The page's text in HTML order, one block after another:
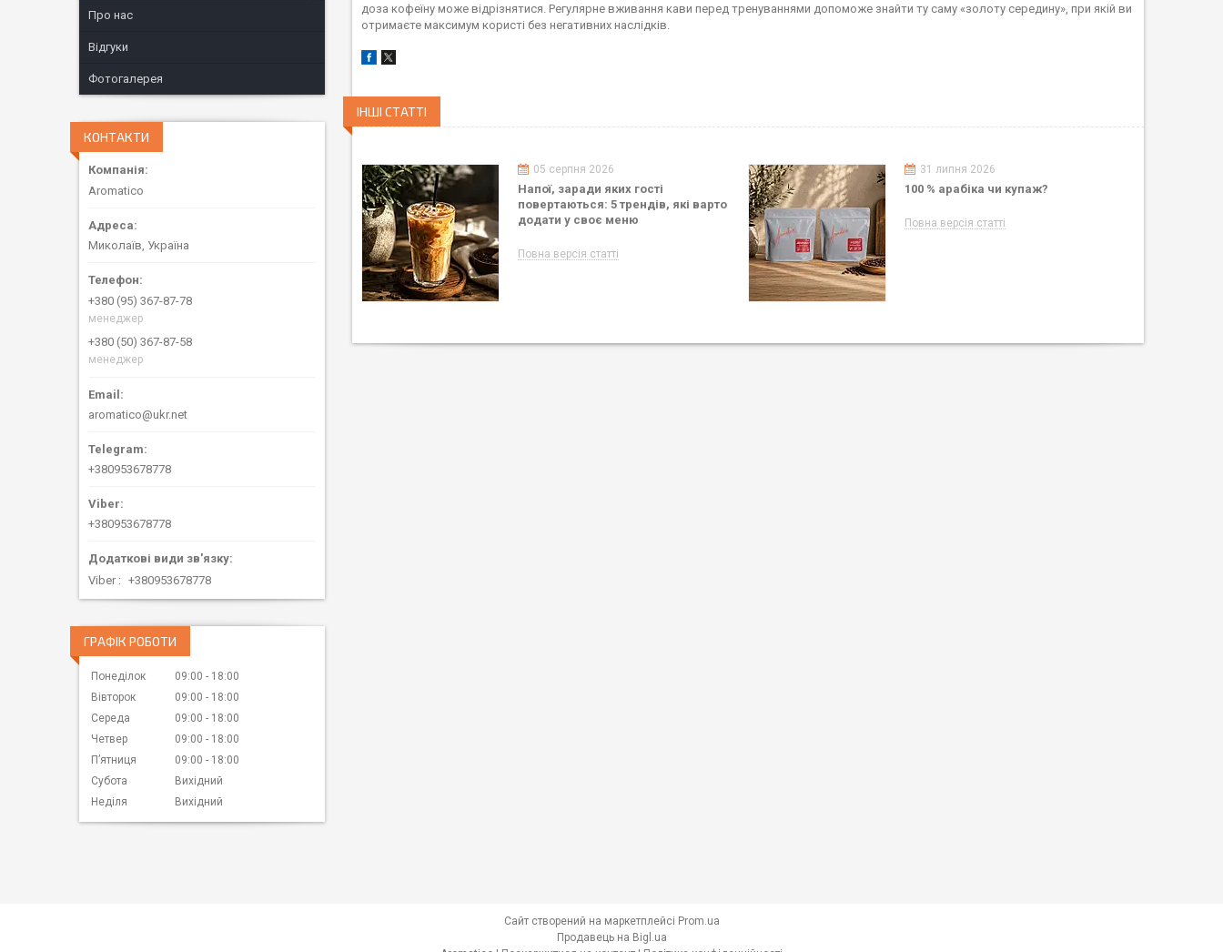
доза кофеїну може відрізнятися. Регулярне вживання кави перед тренуваннями допоможе знайти ту саму «золоту середину», при якій ви
отримаєте максимум користі без негативних наслідків.
ІНШІ СТАТТІ
05 серпня 2026
Напої, заради яких гості
повертаються: 5 трендів, які варто
додати у своє меню
Повна версія статті
31 липня 2026
100 % арабіка чи купаж?
Повна версія статті
Про нас
Відгуки
Фотогалерея
КОНТАКТИ
Aromatico
Миколаїв, Україна
+380 (95) 367-87-78
менеджер
+380 (50) 367-87-58
менеджер
aromatico@ukr.net
+380953678778
+380953678778
Viber +380953678778
ГРАФІК РОБОТИ
Понеділок 09:00
18:00
Вівторок
09:00
18:00
Середа
09:00
18:00
Четвер
09:00
18:00
Пʼятниця
09:00
18:00
Субота
Вихідний
Неділя
Вихідний
Сайт створений на маркетплейсі Prom.ua
Продавець на Bigl.ua